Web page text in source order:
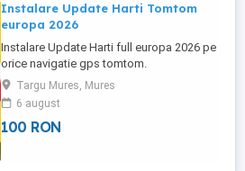
Instalare Update Harti Tomtom
europa 2026
Instalare Update Harti full europa 2026 pe
orice navigatie gps tomtom.
Targu Mures, Mures
6 august
100 RON